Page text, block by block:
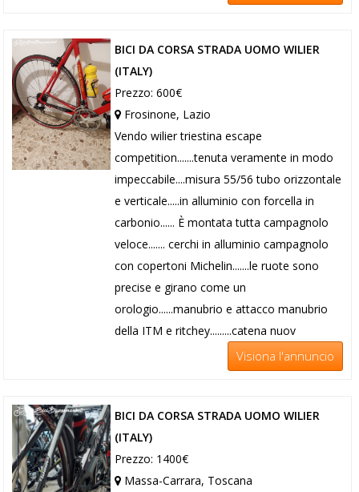
BICI DA CORSA STRADA UOMO WILIER
(ITALY)
Prezzo: 600€
Frosinone, Lazio
Vendo wilier triestina escape
competition.......tenuta veramente in modo
impeccabile....misura 55/56 tubo orizzontale
e verticale.....in alluminio con forcella in
carbonio...... È montata tutta campagnolo
veloce....... cerchi in alluminio campagnolo
con copertoni Michelin.......le ruote sono
precise e girano come un
orologio......manubrio e attacco manubrio
della ITM e ritchey.........catena nuov
Visiona l'annuncio
BICI DA CORSA STRADA UOMO WILIER
(ITALY)
Prezzo: 1400€
Massa-Carrara, Toscana